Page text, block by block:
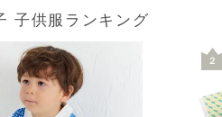
子供服ランキング
２